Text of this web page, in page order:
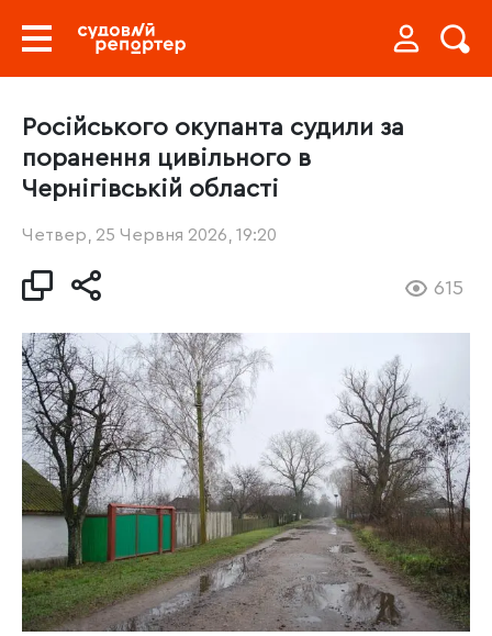
Російського окупанта судили за
поранення цивільного в
Чернігівській області
Четвер, 25 Червня 2026, 19:20
615